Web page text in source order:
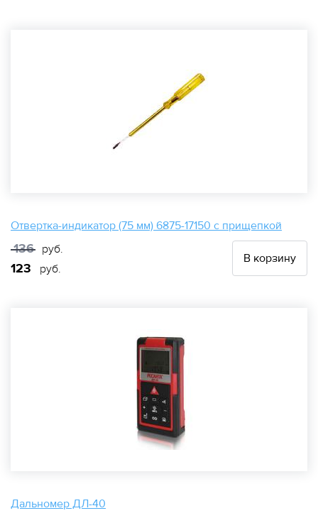
Отвертка-индикатор (75 мм) 6875-17150 с прищепкой
136 руб.
123 руб.
В корзину
Дальномер ДЛ-40